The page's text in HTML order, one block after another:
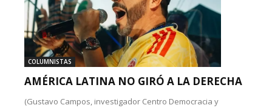
COLUMNISTAS
AMÉRICA LATINA NO GIRÓ A LA DERECHA
(Gustavo Campos, investigador Centro Democracia y